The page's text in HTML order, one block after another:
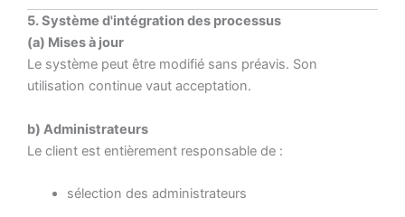
5. Système d'intégration des processus
(a) Mises à jour
Le système peut être modifié sans préavis. Son
utilisation continue vaut acceptation.
b) Administrateurs
Le client est entièrement responsable de :
sélection des administrateurs